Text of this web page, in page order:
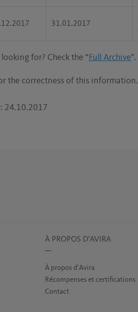
31.01.2017
for? Check the “ Full Archive".
the correctness of this information.
24.10.2017
À PROPOS D'AVIRA
À propos d'Avira
Récompenses et certifications
Contact